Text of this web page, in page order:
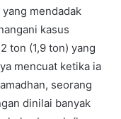
mendadak
kasus
ton (1,9 ton) yang
mencuat ketika ia
seorang
dinilai banyak